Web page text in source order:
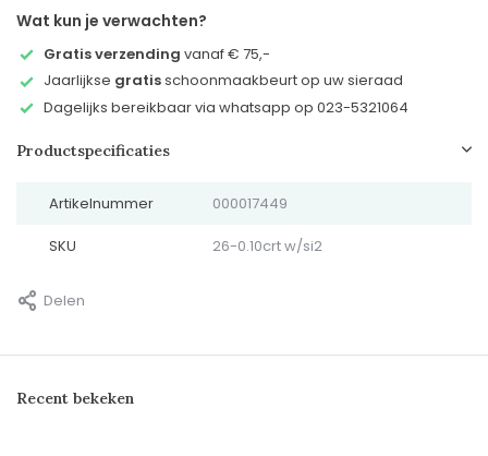
Wat kun je verwachten?
Gratis verzending vanaf € 75,-
Jaarlijkse gratisschoonmaakbeurt op uw sieraad
Dagelijks bereikbaar via whatsapp op 023-5321064
Productspecificaties
Artikelnummer 000017449
SKU 26-0.10crt w/si2
Delen
Recent bekeken